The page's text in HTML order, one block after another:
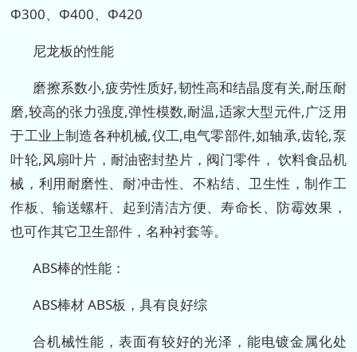
Φ300、Φ400、Φ420
尼龙板的性能
磨擦系数小,疲劳性质好,韧性高和结晶度有关,耐压耐
磨,较高的张力强度,弹性模数,耐温,适家大型元件,广泛用
于工业上制造各种机械,仪工,电气零部件,如轴承,齿轮,泵
叶轮,风扇叶片，耐油密封垫片，阀门零件， 饮料食品机
械，利用耐磨性、耐冲击性、不粘结、卫生性，制作工
作板、输送螺杆、起到清洁方便、寿命长、防霉效果，
也可作其它卫生部件，名种衬套等。
ABS棒的性能：
ABS棒材 ABS板，具有良好综
合机械性能，表面有较好的光泽，能电镀金属化处